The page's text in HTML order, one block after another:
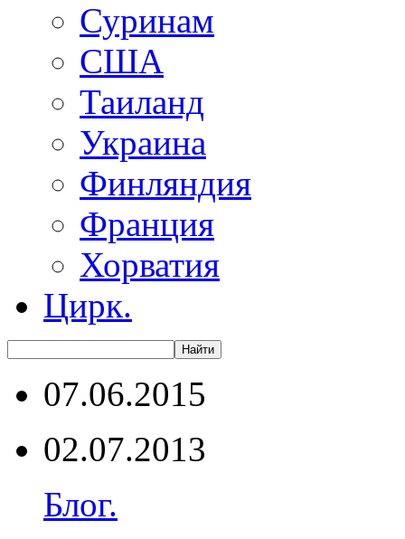
Суринам
США
Таиланд
Украина
Финляндия
Франция
Хорватия
Цирк.
07.06.2015
02.07.2013
Блог.